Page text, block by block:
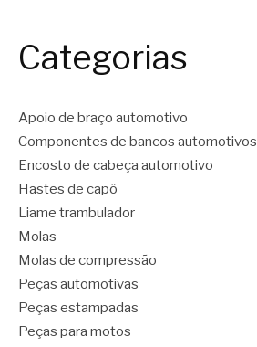
Categorias
Apoio de braço automotivo
Componentes de bancos automotivos
Encosto de cabeça automotivo
Hastes de capô
Liame trambulador
Molas
Molas de compressão
Peças automotivas
Peças estampadas
Peças para motos